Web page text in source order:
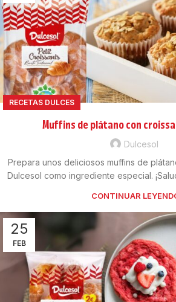
RECETAS DULCES
Muffins de plátano con
Dulcesol
Prepara unos deliciosos muffins de
Dulcesol como ingrediente especial.
CONTINUAR
25
FEB